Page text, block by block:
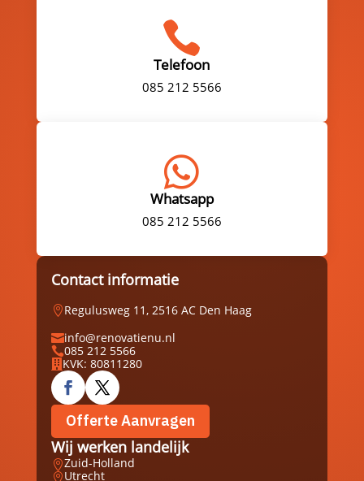

Telefoon
085 212 5566

Whatsapp
085 212 5566
Contact informatie
Regulusweg 11, 2516 AC Den Haag
info@renovatienu.nl
085 212 5566
 KVK: 80811280
Offerte Aanvragen
Wij werken landelijk
Zuid-Holland
Utrecht